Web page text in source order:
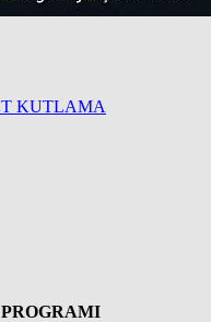
KUTLAMA